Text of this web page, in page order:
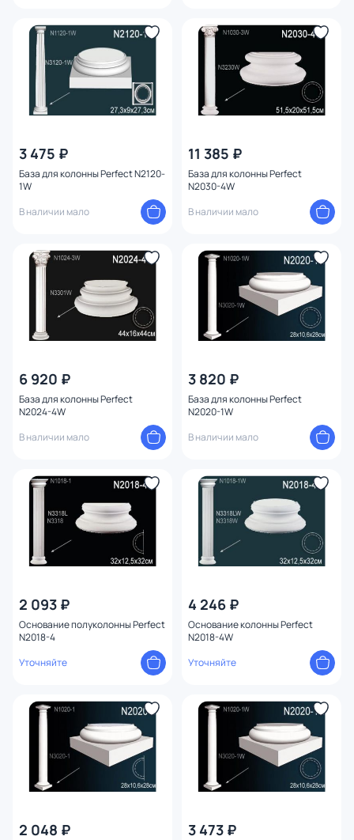
3 475 ₽
База для колонны Perfect N2120-
1W
В наличии мало
11 385 ₽
База для колонны Perfect
N2030-4W
В наличии мало
6 920 ₽
База для колонны Perfect
N2024-4W
В наличии мало
3 820 ₽
База для колонны Perfect
N2020-1W
В наличии мало
2 093 ₽
Основание полуколонны Perfect
N2018-4
Уточняйте
4 246 ₽
Основание колонны Perfect
N2018-4W
Уточняйте
2 048 ₽ 3 473 ₽